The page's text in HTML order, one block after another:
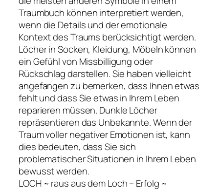
Traumbuch können interpretiert werden,
wenn die Details und der emotionale
Kontext des Traums berücksichtigt werden.
Löcher in Socken, Kleidung, Möbeln können
ein Gefühl von Missbilligung oder
Rückschlag darstellen. Sie haben vielleicht
angefangen zu bemerken, dass Ihnen etwas
fehlt und dass Sie etwas in Ihrem Leben
reparieren müssen. Dunkle Löcher
repräsentieren das Unbekannte. Wenn der
Traum voller negativer Emotionen ist, kann
dies bedeuten, dass Sie sich
problematischer Situationen in Ihrem Leben
bewusst werden.
LOCH ~ raus aus dem Loch – Erfolg ~